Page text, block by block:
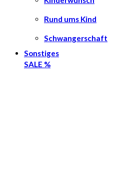
Rund ums Kind
Schwangerschaft
Sonstiges
SALE %